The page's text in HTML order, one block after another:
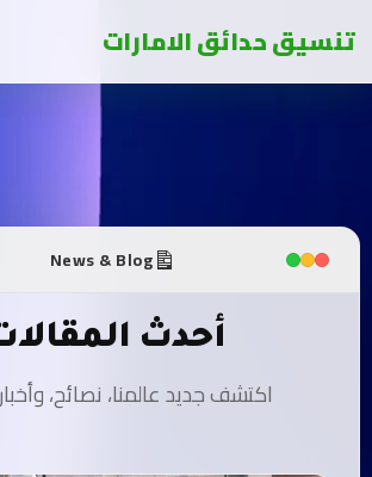
تنسيق حدائق الامارات
News & Blog
أحدث
اكتشف جديد عالمنا، نصائح،